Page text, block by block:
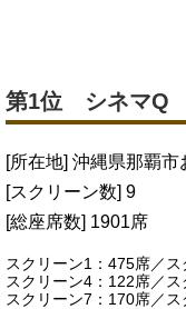
第1位 シネマQ
[所在地] 沖縄県那覇
[スクリーン数] 9
[総座席数] 1901席
スクリーン1：475席／
スクリーン4：122席／
スクリーン7：170席／